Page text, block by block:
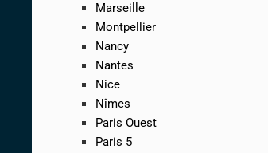
Marseille
Montpellier
Nancy
Nantes
Nice
Nîmes
Paris Ouest
Paris 5